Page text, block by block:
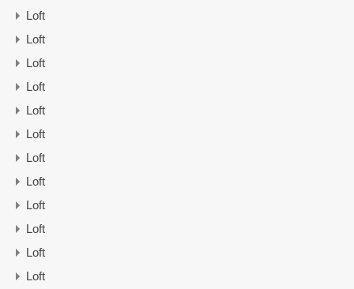
Loft
Loft
Loft
Loft
Loft
Loft
Loft
Loft
Loft
Loft
Loft
Loft